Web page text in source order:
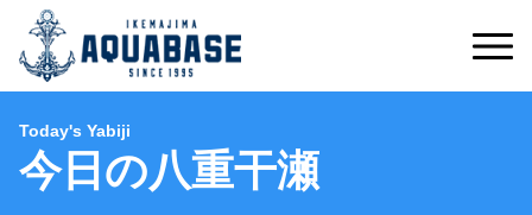
Today's Yabiji
今日の八重干瀬